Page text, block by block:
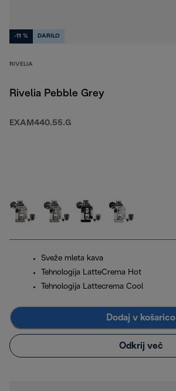
-11 % DARILO
RIVELIA
Rivelia Pebble Grey
EXAM440.55.G
Sveže mleta kava
Tehnologija LatteCrema Hot
Tehnologija Lattecrema Cool
Dodaj v košarico
Odkrij več